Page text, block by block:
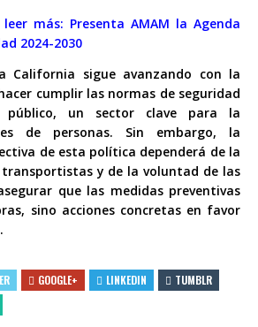
más: Presenta AMAM la Agenda
2024-2030
California sigue avanzando con la
cumplir las normas de seguridad
un sector clave para la
de personas. Sin embargo, la
de esta política dependerá de la
transportistas y de la voluntad de las
que las medidas preventivas
sino acciones concretas en favor
GOOGLE+ LINKEDIN
TUMBLR